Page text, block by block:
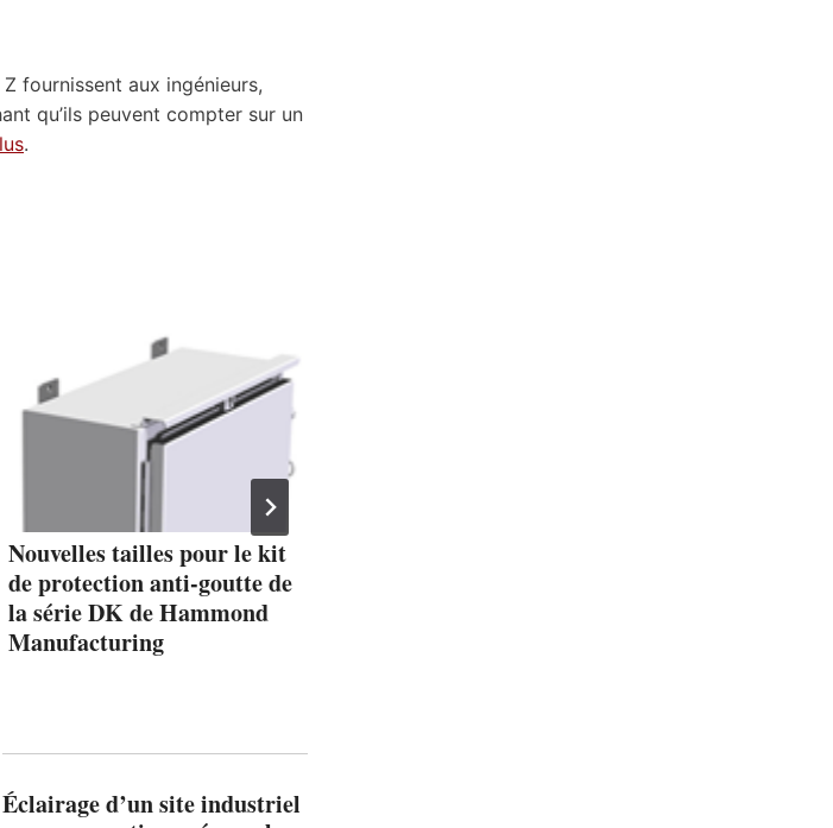
fournissent aux ingénieurs,
qu’ils peuvent compter sur un
.
Nouvelles tailles pour le kit
de protection anti-goutte de
la série DK de Hammond
Manufacturing
Éclairage d’un site industriel